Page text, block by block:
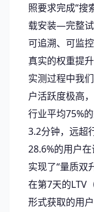
照要求完成“
载安装—完整试
可追溯、可监
真实的权重提
实测过程中我
户活跃度极高
行业平均75%
3.2分钟，远超
28.6%的用户
实现了“量质双
在第7天的LTV
形式获取的用